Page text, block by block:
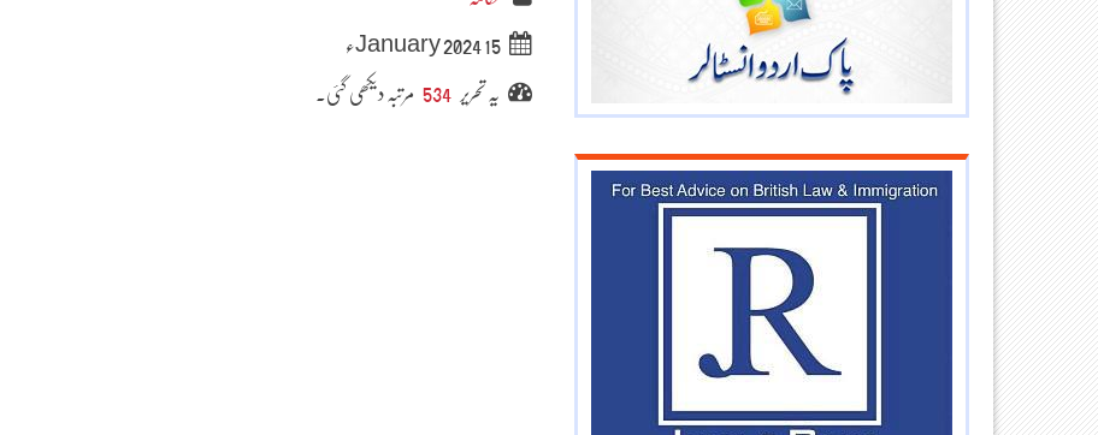
15 January 2024ء
یہ تحریر 534 مرتبہ دیکھی گئی۔